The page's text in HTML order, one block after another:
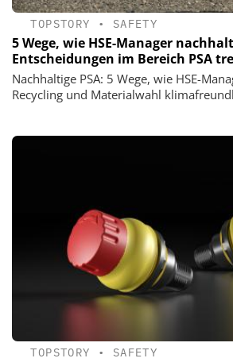
TOPSTORY • SAFETY
5 Wege, wie HSE-Manager
Entscheidungen im Bereich PSA
Nachhaltige PSA: 5 Wege, wie HSE-
Recycling und Materialwahl
TOPSTORY • SAFETY